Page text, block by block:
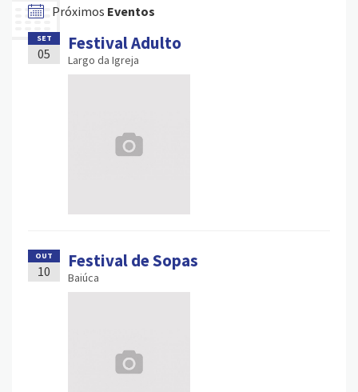
Próximos Eventos
SET
05 Festival Adulto
Largo da Igreja
OUT
10 Festival de Sopas
Baiúca